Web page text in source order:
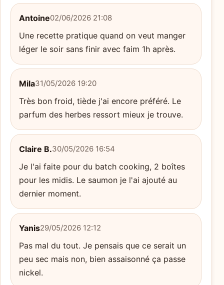
Antoine02/06/2026 21:08
Une recette pratique quand on veut manger
léger le soir sans finir avec faim 1h après.
Mila31/05/2026 19:20
Très bon froid, tiède j'ai encore préféré. Le
parfum des herbes ressort mieux je trouve.
Claire B.30/05/2026 16:54
Je l'ai faite pour du batch cooking, 2 boîtes
pour les midis. Le saumon je l'ai ajouté au
dernier moment.
Yanis29/05/2026 12:12
Pas mal du tout. Je pensais que ce serait un
peu sec mais non, bien assaisonné ça passe
nickel.